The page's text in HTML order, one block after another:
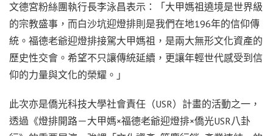
文德宮粉絲團執行長李泳昌表示：「大甲媽祖遶境是世界級
的宗教盛事，而白沙坑迎燈排則是我們在地196年的信仰傳
統。福德老爺迎燈排接駕大甲媽祖，是兩大無形文化資產的
歷史性交會。希望不只讓傳統延續，更讓年輕世代感受到信
仰的力量與文化的榮耀。」
此次亦是僑光科技大學社會責任（USR）計畫的活動之一，
透過《燈排開路－大甲媽×福德老爺迎燈排×僑光USR八卦